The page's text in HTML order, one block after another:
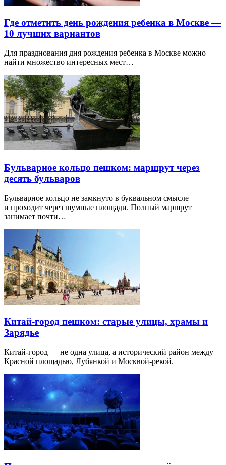
Где отметить день рождения ребенка в Москве —
10 лучших вариантов
Для празднования дня рождения ребенка в Москве можно
найти множество интересных мест…
Бульварное кольцо пешком: маршрут через
десять бульваров
Бульварное кольцо не замкнуто в буквальном смысле
и проходит через шумные площади. Полный маршрут
занимает почти…
Китай-город пешком: старые улицы, храмы и
Зарядье
Китай-город — не одна улица, а исторический район между
Красной площадью, Лубянкой и Москвой-рекой.